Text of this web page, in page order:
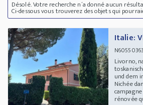
Désolé. Votre recherche n´a donné aucun
Ci-dessous vous trouverez des objets qui
Italie:
N60550363
Livorno,
und dem
Nichée
rénovée